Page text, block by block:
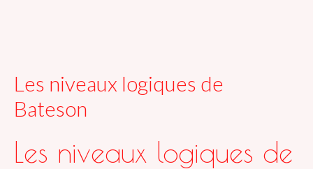
Les niveaux logiques de
Bateson
Les niveaux logiques de